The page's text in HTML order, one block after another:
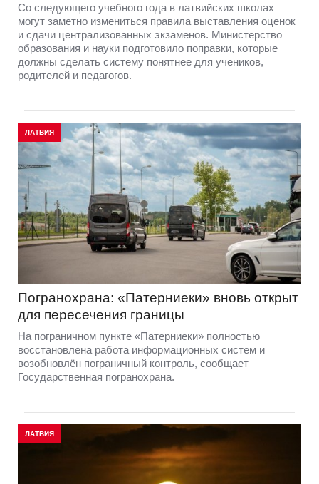
Со следующего учебного года в латвийских школах
могут заметно измениться правила выставления оценок
и сдачи централизованных экзаменов. Министерство
образования и науки подготовило поправки, которые
должны сделать систему понятнее для учеников,
родителей и педагогов.
ЛАТВИЯ
Погранохрана: «Патерниеки» вновь открыт
для пересечения границы
На пограничном пункте «Патерниеки» полностью
восстановлена работа информационных систем и
возобновлён пограничный контроль, сообщает
Государственная погранохрана.
ЛАТВИЯ